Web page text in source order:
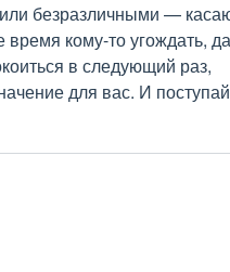
безразличными —
кому-то угождать,
в следующий раз,
для вас. И